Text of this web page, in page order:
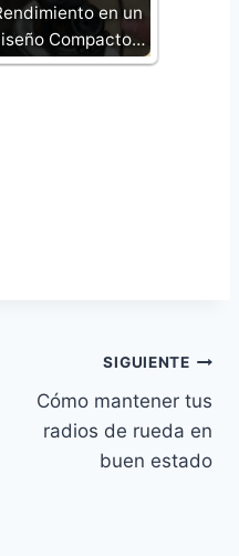
en un
Compacto…
SIGUIENTE
Cómo mantener tus
radios de rueda en
buen estado